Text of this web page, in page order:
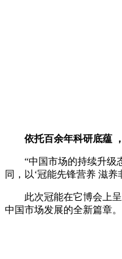
依托百余年科研底蕴
“中国市场的持续升级态
同，以‘冠能先锋营养 滋
此次冠能在它博会上呈
中国市场发展的全新篇章。